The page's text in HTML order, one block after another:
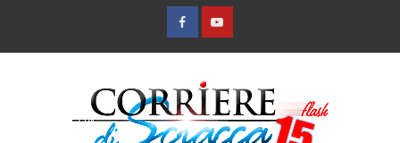
FacebookYountube